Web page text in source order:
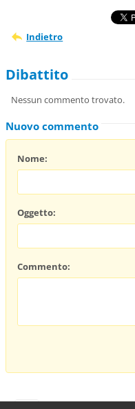
Indietro
Dibattito
Nessun commento trovato.
Nuovo commento
Nome:
Oggetto:
Commento: